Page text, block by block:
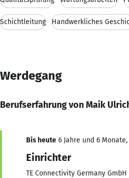
Schichtleitung Handwerkliches
Werdegang
Berufserfahrung von Maik
Bis heute 6 Jahre und 6
Einrichter
TE Connectivity Germany GmbH